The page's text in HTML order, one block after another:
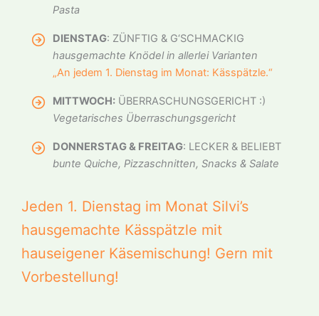
Pasta
DIENSTAG: ZÜNFTIG & G‘SCHMACKIG
hausgemachte Knödel in allerlei Varianten
„An jedem 1. Dienstag im Monat: Kässpätzle.“
MITTWOCH: ÜBERRASCHUNGSGERICHT :)
Vegetarisches Überraschungsgericht
DONNERSTAG & FREITAG: LECKER & BELIEBT
bunte Quiche, Pizzaschnitten, Snacks & Salate
Jeden 1. Dienstag im Monat Silvi’s
hausgemachte Kässpätzle mit
hauseigener Käsemischung! Gern mit
Vorbestellung!